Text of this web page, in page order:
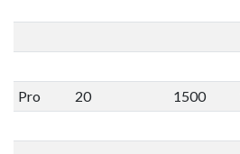
Pro 20 1500